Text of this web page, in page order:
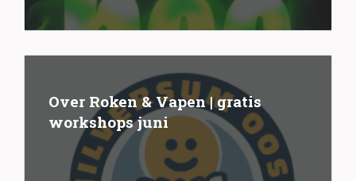
Over Roken & Vapen | gratis
workshops juni